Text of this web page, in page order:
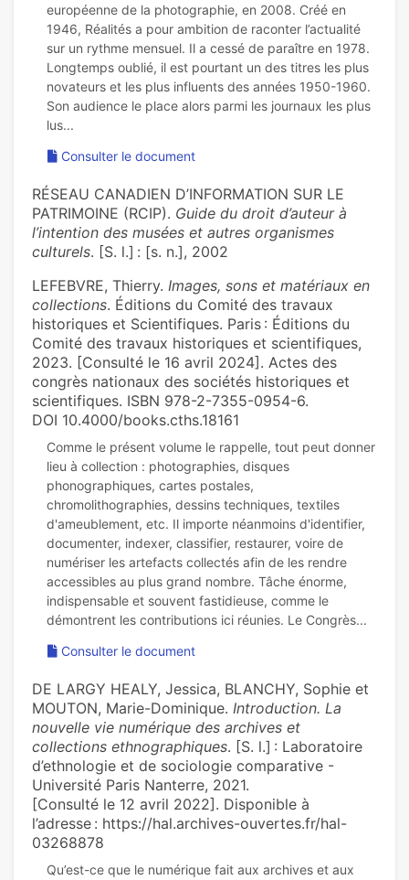
européenne de la photographie, en 2008. Créé en
1946, Réalités a pour ambition de raconter l’actualité
sur un rythme mensuel. Il a cessé de paraître en 1978.
Longtemps oublié, il est pourtant un des titres les plus
novateurs et les plus influents des années 1950-1960.
Son audience le place alors parmi les journaux les plus
Consulter le document
RÉSEAU CANADIEN D’INFORMATION SUR LE
PATRIMOINE (RCIP). Guide du droit d’auteur à
l’intention des musées et autres organismes
culturels. [S. l.] : [s. n.], 2002
LEFEBVRE, Thierry. Images, sons et matériaux en
collections. Éditions du Comité des travaux
historiques et Scientifiques. Paris : Éditions du
Comité des travaux historiques et scientifiques,
2023. [Consulté le 16 avril 2024]. Actes des
congrès nationaux des sociétés historiques et
scientifiques. ISBN 978-2-7355-0954-6.
DOI 10.4000/books.cths.18161
Comme le présent volume le rappelle, tout peut donner
lieu à collection : photographies, disques
phonographiques, cartes postales,
chromolithographies, dessins techniques, textiles
d'ameublement, etc. Il importe néanmoins d'identifier,
documenter, indexer, classifier, restaurer, voire de
numériser les artefacts collectés afin de les rendre
accessibles au plus grand nombre. Tâche énorme,
indispensable et souvent fastidieuse, comme le
Consulter le document
DE LARGY HEALY, Jessica, BLANCHY, Sophie et
MOUTON, Marie-Dominique. Introduction. La
nouvelle vie numérique des archives et
collections ethnographiques. [S. l.] : Laboratoire
d’ethnologie et de sociologie comparative -
Université Paris Nanterre, 2021.
[Consulté le 12 avril 2022]. Disponible à
l’adresse : https://hal.archives-ouvertes.fr/hal-
03268878
Qu’est-ce que le numérique fait aux archives et aux